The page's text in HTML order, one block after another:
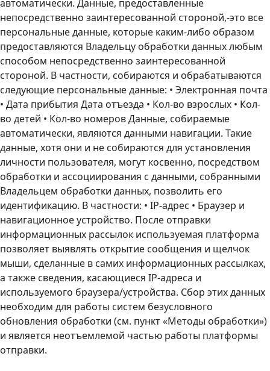
автоматически. Данные, предоставленные
непосредственно заинтересованной стороной,-это все
персональные данные, которые каким-либо образом
предоставляются Владельцу обработки данных любым
способом непосредственно заинтересованной
стороной. В частности, собираются и обрабатываются
следующие персональные данные: • Электронная почта
• Дата прибытия Дата отъезда • Кол-во взрослых • Кол-
во детей • Кол-во номеров Данные, собираемые
автоматически, являются данными навигации. Такие
данные, хотя они и не собираются для установления
личности пользователя, могут косвенно, посредством
обработки и ассоциирования с данными, собранными
Владельцем обработки данных, позволить его
идентификацию. В частности: • IP-адрес • Браузер и
навигационное устройство. После отправки
информационных рассылок используемая платформа
позволяет выявлять открытие сообщения и щелчок
мыши, сделанные в самих информационных рассылках,
а также сведения, касающиеся IP-адреса и
используемого браузера/устройства. Сбор этих данных
необходим для работы систем безусловного
обновления обработки (см. пункт «Методы обработки»)
и является неотъемлемой частью работы платформы
отправки.